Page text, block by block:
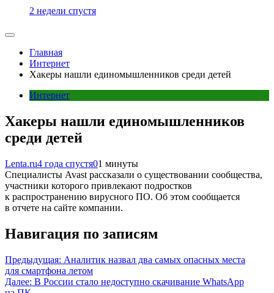
2 недели спустя
Главная
Интернет
Хакеры нашли единомышленников среди детей
Интернет
Хакеры нашли единомышленников
среди детей
Lenta.ru4 года спустя01 минуты
Специалисты Avast рассказали о существовании сообщества,
участники которого привлекают подростков
к распространению вирусного ПО. Об этом сообщается
в отчете на сайте компании.
Навигация по записям
Предыдущая: Аналитик назвал два самых опасных места
для смартфона летом
Далее: В России стало недоступно скачивание WhatsApp